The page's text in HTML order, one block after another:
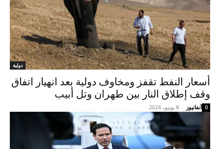
دولية
أسعار النفط تقفز ومخاوف دولية بعد انهيار اتفاق
وقف إطلاق النار بين طهران وتل أبيب
آنفانيوز - 8 يونيو، 2026 0